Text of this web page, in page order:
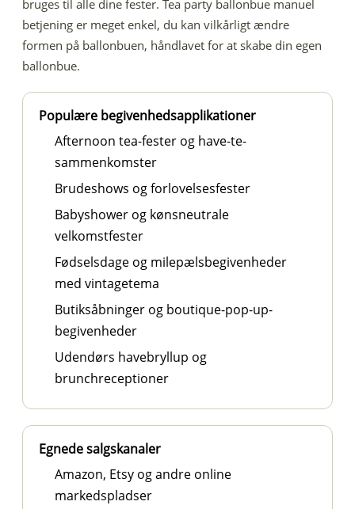
bruges til alle dine fester. Tea party ballonbue manuel
betjening er meget enkel, du kan vilkårligt ændre
formen på ballonbuen, håndlavet for at skabe din egen
ballonbue.
Populære begivenhedsapplikationer
Afternoon tea-fester og have-te-
sammenkomster
Brudeshows og forlovelsesfester
Babyshower og kønsneutrale
velkomstfester
Fødselsdage og milepælsbegivenheder
med vintagetema
Butiksåbninger og boutique-pop-up-
begivenheder
Udendørs havebryllup og
brunchreceptioner
Egnede salgskanaler
Amazon, Etsy og andre online
markedspladser